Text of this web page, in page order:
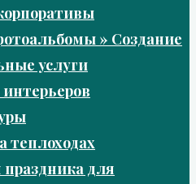
» Создание
услуги
теплоходах
для